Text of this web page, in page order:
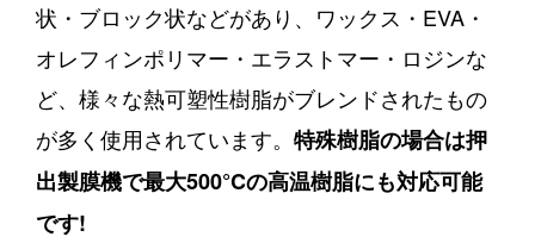
状・ブロック状などがあり、ワックス・EVA・
オレフィンポリマー・エラストマー・ロジンな
ど、様々な熱可塑性樹脂がブレンドされたもの
が多く使用されています。 特殊樹脂の場合は押
出製膜機で最大500°Cの高温樹脂にも対応可能
です!